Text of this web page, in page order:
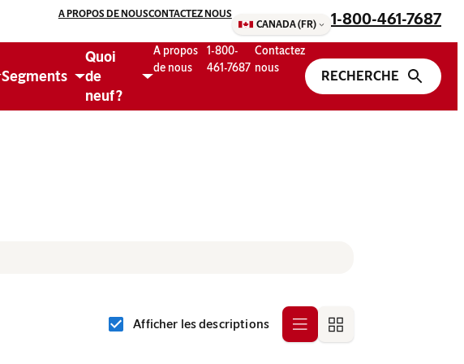
A PROPOS DE NOUSCONTACTEZ NOUS
CANADA (FR)
1-800-461-7687
Segments
Quoi
de
neuf ?
A propos
de nous
1-800-
461-7687
Contactez
nous
Afficher les descriptions Row Grid